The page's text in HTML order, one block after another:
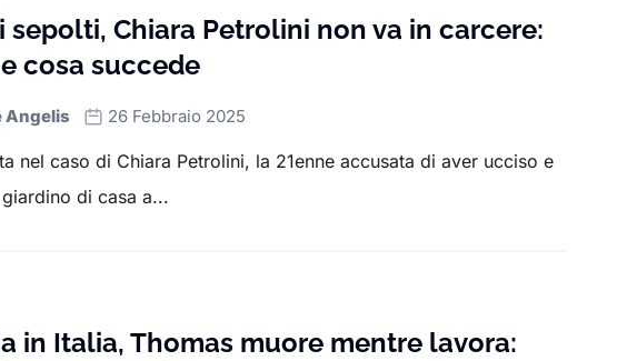
sepolti, Chiara Petrolini non va in carcere:
cosa succede
Angelis 26 Febbraio 2025
nel caso di Chiara Petrolini, la 21enne accusata di aver ucciso e
di casa a...
in Italia, Thomas muore mentre lavora: